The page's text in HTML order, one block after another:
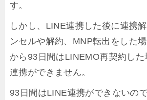
す。
しかし、LINE連携した後に連携
ンセルや解約、MNP転出をした
から93日間はLINEMO再契約し
連携ができません。
93日間はLINE連携ができないの